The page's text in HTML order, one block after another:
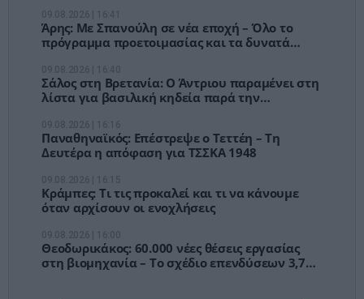
Άρης: Με Σπανούλη σε νέα εποχή – Όλο το
πρόγραμμα προετοιμασίας και τα δυνατά
Σάλος στη Βρετανία: Ο Άντριου παραμένει στη
λίστα για βασιλική κηδεία παρά την
Παναθηναϊκός: Επέστρεψε ο Τεττέη – Τη
Δευτέρα η απόφαση για ΤΣΣΚΑ 1948
Κράμπες: Τι τις προκαλεί και τι να κάνουμε
όταν αρχίσουν οι ενοχλήσεις
Θεοδωρικάκος: 60.000 νέες θέσεις εργασίας
στη βιομηχανία – Το σχέδιο επενδύσεων 3,7